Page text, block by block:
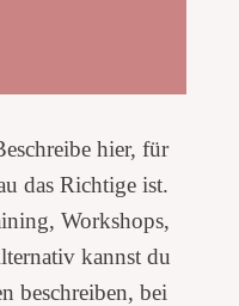
hier, für
das Richtige ist.
Workshops,
kannst du
beschreiben, bei